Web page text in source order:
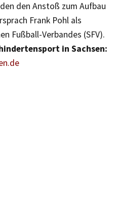
den Anstoß zum Aufbau
Frank Pohl als
Fußball-Verbandes (SFV).
in Sachsen: